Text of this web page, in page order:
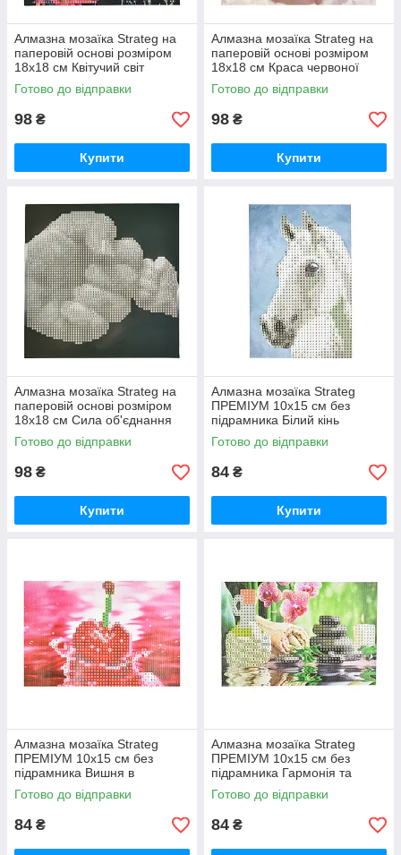
Алмазна мозаїка Strateg на
паперовій основі розміром
18х18 см Квітучий світ
екзотичної краси (JUB14393)
Готово до відправки
98 ₴
Купити
Алмазна мозаїка Strateg на
паперовій основі розміром
18х18 см Краса червоної
троянди (JUB20601)
Готово до відправки
98 ₴
Купити
Алмазна мозаїка Strateg на
паперовій основі розміром
18х18 см Сила об'єднання
(JUB14404)
Готово до відправки
98 ₴
Купити
Алмазна мозаїка Strateg
ПРЕМІУМ 10х15 см без
підрамника Білий кінь
(YAB14431)
Готово до відправки
84 ₴
Купити
Алмазна мозаїка Strateg
ПРЕМІУМ 10х15 см без
підрамника Вишня в
водяному відображенні
(YAB20791)
Готово до відправки
84 ₴
Алмазна мозаїка Strateg
ПРЕМІУМ 10х15 см без
підрамника Гармонія та
спокій (YAB28548)
Готово до відправки
84 ₴